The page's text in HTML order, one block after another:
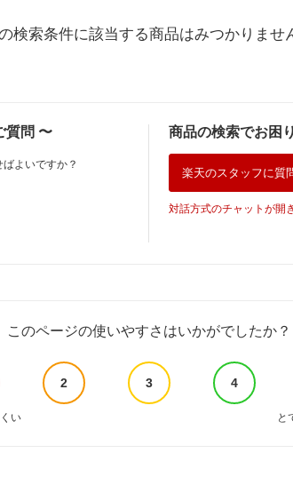
検索条件に該当する商品はみつかりませ
質問 〜
よいですか？
商品の検索でお困
楽天のスタッフに質
対話方式のチャットが開
このページの使いやすさはいかがでしたか？
2 3 4
い と